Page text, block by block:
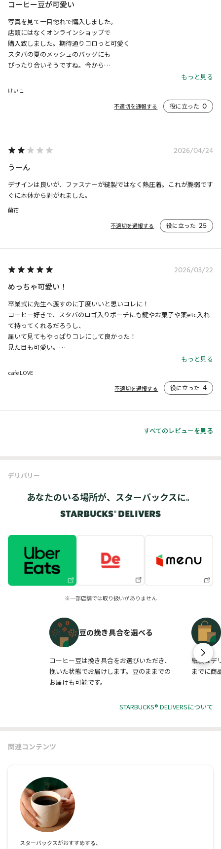
コーヒー豆が可愛い
写真を見て一目惚れで購入しました。
店頭にはなくオンラインショップで
購入致しました。期待通りコロっと可愛く
スタバの夏のメッシュのバッグにも
ぴったり合いそうですね。今から
もちろん最初にスタバへ行きます
もっと見る
けいこ
不適切を通報する 役に立った 0
2026/04/24
うーん
デザインは良いが、ファスナーが縫製ではなく熱圧着。これが脆弱です
ぐに本体から剥がれました。
蘭花
不適切を通報する 役に立った 25
2026/03/22
めっちゃ可愛い！
卒業式に先生へ渡すのに丁度いいと思いコレに！
コーヒー好きで、スタバのロゴ入りポーチにも鍵やお菓子や薬etc入れ
て持ってくれるだろうし、
届いて見てもやっぱりコレにして良かった！
見た目も可愛い。
入学後、新しいお友達のお近づきのプレゼント用に再購入。他では見な
い可愛いコーヒー豆ポーチに絶対喜んでくれるはず！と今からワクワク
もっと見る
cafe LOVE
不適切を通報する 役に立った 4
すべてのレビューを見る
デリバリー
あなたのいる場所が、スターバックスに。
STARBUCKS® DELIVERS
※一部店舗では取り扱いがありません
豆の挽き具合を選べる
コーヒー豆は挽き具合をお選びいただき、
挽いた状態でお届けします。豆のままでの
お届けも可能です。
紙袋はデ
までに商
STARBUCKS® DELIVERSについて
関連コンテンツ
スターバックスがおすすめする、